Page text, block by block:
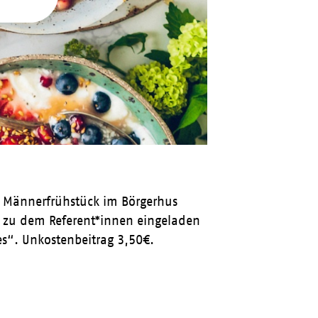
im Börgerhus
dem Referent*innen eingeladen
Unkostenbeitrag 3,50€.